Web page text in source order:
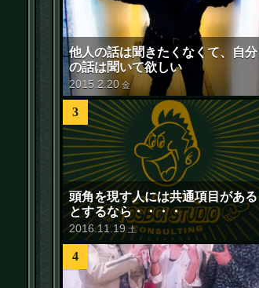
他人の話は聞きたくなくて、自分
の話は聞いて欲しい
2015 2 20 金
3
頭角を現す人には共通項目がある
とするなら・・・・
2016.11.19 土
4